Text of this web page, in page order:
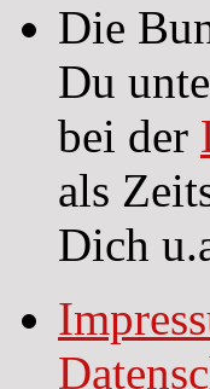
Die
Du
bei der
als
Dich